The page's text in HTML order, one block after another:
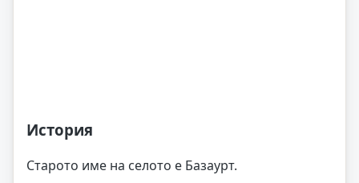
История
Старото име на селото е Базаурт.